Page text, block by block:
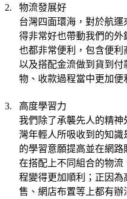
2.
物流發展好
台灣四面環海，對於航
得非常好也帶動我們的
也都非常便利，包含便
以及搭配金流做到貨到
物、收款過程當中更加便
3.
高度學習力
我們除了承襲先人的精
灣年輕人所吸收到的知
的學習意願提高並在網路
在搭配上不同組合的物
程變得更加順利；正因
售、網店布置等上都有辦